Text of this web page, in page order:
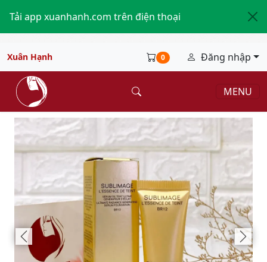
Tải app xuanhanh.com trên điện thoại
Xuân Hạnh 0 Đăng nhập
MENU